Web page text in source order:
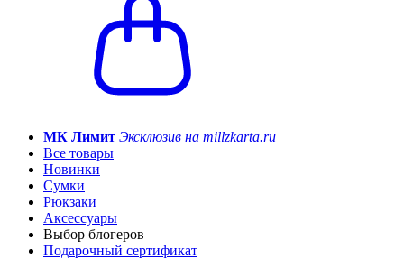
МК Лимит Эксклюзив на millzkarta.ru
Все товары
Новинки
Сумки
Рюкзаки
Аксессуары
Выбор блогеров
Подарочный сертификат